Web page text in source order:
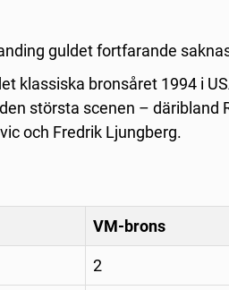
guldet fortfarande
klassiska bronsåret 1994 i
största scenen – däribland
och Fredrik Ljungberg.
VM-brons
2